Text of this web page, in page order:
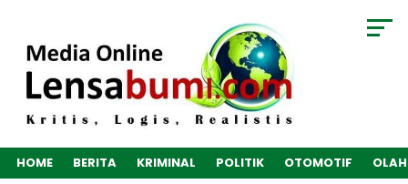
HOME BERITA KRIMINAL POLITIK OTOMOTIF